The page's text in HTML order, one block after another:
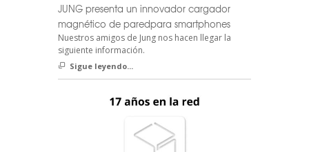
JUNG presenta un innovador cargador
magnético de paredpara smartphones
Nuestros amigos de Jung nos hacen llegar la
siguiente información.
Sigue leyendo...